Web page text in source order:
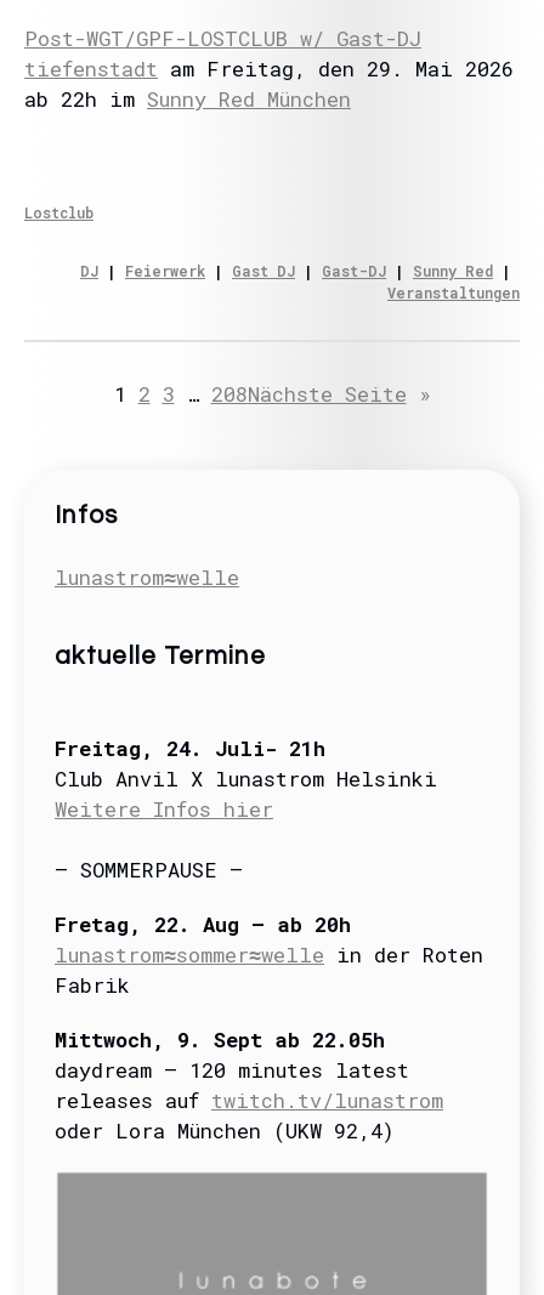
Post-WGT/GPF-LOSTCLUB w/ Gast-DJ
tiefenstadt am Freitag, den 29. Mai 2026
ab 22h im Sunny Red München
Lostclub
DJ | Feierwerk | Gast DJ | Gast-DJ | Sunny Red
Veranstaltungen
1 2 3 … 208Nächste Seite »
Infos
lunastrom≈welle
aktuelle Termine
Freitag , 24. Juli- 21h
Club Anvil X lunastrom Helsinki
Weitere Infos hier
– SOMMERPAUSE –
Fretag, 22. Aug – ab 20h
lunastrom≈sommer≈welle in der Roten
Fabrik
Mittwoch, 9. Sept ab 22.05h
daydream – 120 minutes latest
releases auf twitch.tv/lunastrom
oder Lora München (UKW 92,4)